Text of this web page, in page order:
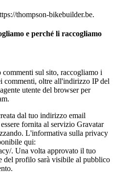
thompson-bikebuilder.be.
e perché li raccogliamo
sul sito, raccogliamo i
commenti, oltre all'indirizzo IP del
utente del browser per
dal tuo indirizzo email
fornita al servizio Gravatar
L'informativa sulla privacy
qui:
. Una volta approvato il tuo
del profilo sarà visibile al pubblico